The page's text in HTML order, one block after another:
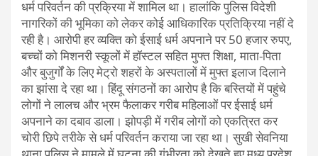
धर्म परिवर्तन की प्रक्रिया में शामिल था। हालांकि पुलिस विदेशी
नागरिकों की भूमिका को लेकर कोई आधिकारिक प्रतिक्रिया नहीं दे
रही है। आरोपी हर व्यक्ति को ​ईसाई धर्म अपनाने पर 50 हजार रुपए,
बच्चों को मिशनरी स्कूलों में हॉस्टल सहित मुफ्त शिक्षा, माता-पिता
और बुजुर्गों के लिए मेट्रो शहरों के अस्पतालों में मुफ्त इलाज दिलाने
का झांसा दे रहा था। हिंदू संगठनों का आरोप है कि बस्तियों में पहुंचे
लोगों ने लालच और भ्रम फैलाकर गरीब महिलाओं पर ईसाई धर्म
अपनाने का दबाव डाला। झोपड़ी में गरीब लोगों को एकत्रित कर
चोरी छिपे तरीके से धर्म परिवर्तन कराया जा रहा था। सुखी सेवनिया